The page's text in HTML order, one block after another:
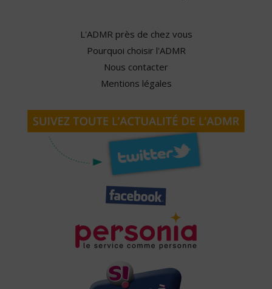
L'ADMR près de chez vous
Pourquoi choisir l'ADMR
Nous contacter
Mentions légales